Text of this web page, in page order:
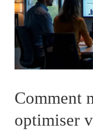
Comment
optimiser